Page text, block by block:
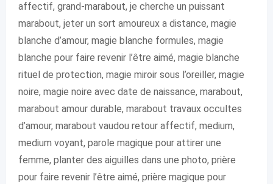
affectif, grand-marabout, je cherche un puissant
marabout, jeter un sort amoureux a distance, magie
blanche d’amour, magie blanche formules, magie
blanche pour faire revenir l’être aimé, magie blanche
rituel de protection, magie miroir sous l’oreiller, magie
noire, magie noire avec date de naissance, marabout,
marabout amour durable, marabout travaux occultes
d’amour, marabout vaudou retour affectif, medium,
medium voyant, parole magique pour attirer une
femme, planter des aiguilles dans une photo, prière
pour faire revenir l’être aimé, prière magique pour